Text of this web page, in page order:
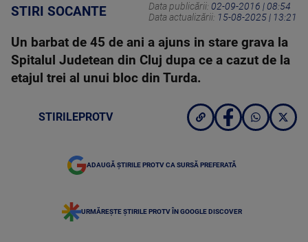
STIRI SOCANTE Data publicării: 02-09-2016 | 08:54
Data actualizării: 15-08-2025 | 13:21
Un barbat de 45 de ani a ajuns in stare grava la
Spitalul Judetean din Cluj dupa ce a cazut de la
etajul trei al unui bloc din Turda.
STIRILEPROTV
ADAUGĂ ȘTIRILE PROTV CA SURSĂ PREFERATĂ
URMĂREȘTE ȘTIRILE PROTV ÎN GOOGLE DISCOVER